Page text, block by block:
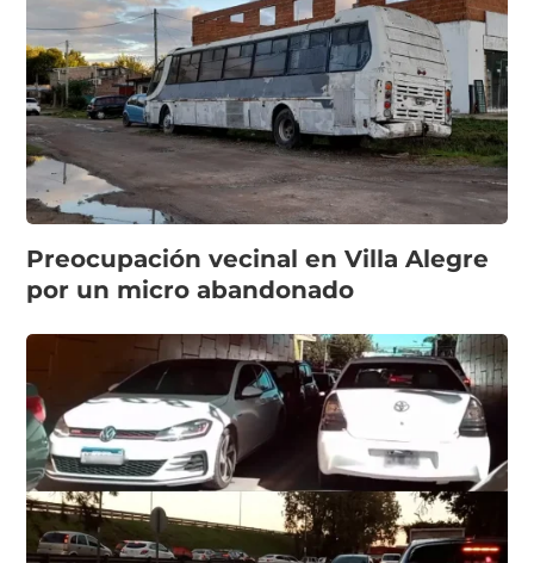
Preocupación vecinal en Villa Alegre
por un micro abandonado